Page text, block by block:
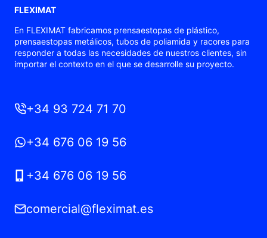
FLEXIMAT
En FLEXIMAT fabricamos prensaestopas de plástico,
prensaestopas metálicos, tubos de poliamida y racores para
responder a todas las necesidades de nuestros clientes, sin
importar el contexto en el que se desarrolle su proyecto.
+34 93 724 71 70
+34 676 06 19 56
+34 676 06 19 56
comercial@fleximat.es